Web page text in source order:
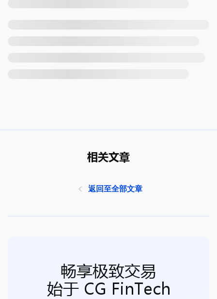
相关文章
返回至全部文章
畅享极致交易
始于 CG FinTech